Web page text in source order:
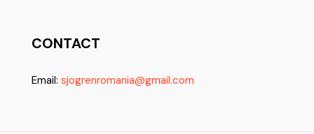
CONTACT
Email: sjogrenromania@gmail.com